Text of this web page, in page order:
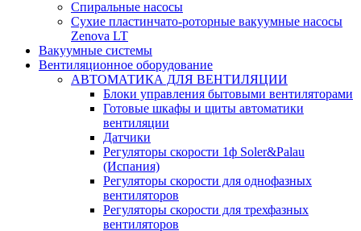
Спиральные насосы
Сухие пластинчато-роторные вакуумные насосы
Zenova LT
Вакуумные системы
Вентиляционное оборудование
АВТОМАТИКА ДЛЯ ВЕНТИЛЯЦИИ
Блоки управления бытовыми вентиляторами
Готовые шкафы и щиты автоматики
вентиляции
Датчики
Регуляторы скорости 1ф Soler&Palau
(Испания)
Регуляторы скорости для однофазных
вентиляторов
Регуляторы скорости для трехфазных
вентиляторов